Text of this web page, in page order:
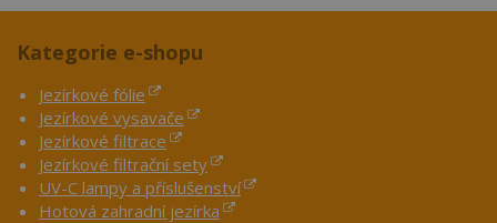
Kategorie e-shopu
Jezírkové fólie
Jezírkové vysavače
Jezírkové filtrace
Jezírkové filtrační sety
UV-C lampy a příslušenství
Hotová zahradní jezírka